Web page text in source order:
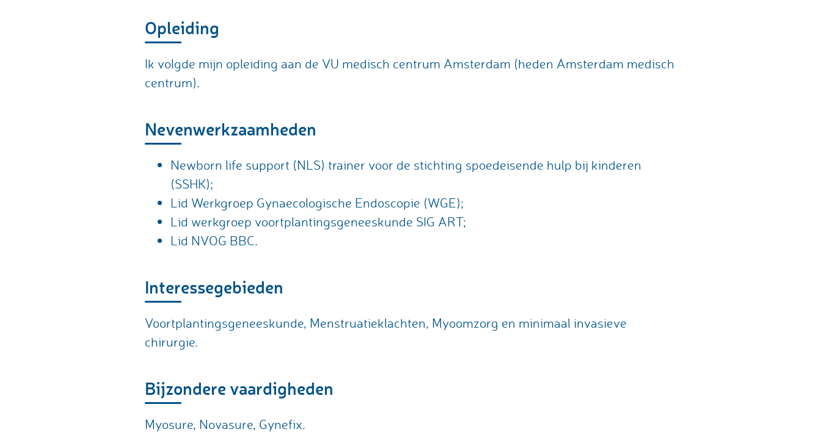
Opleiding
Ik volgde mijn opleiding aan de VU medisch centrum Amsterdam (heden Amsterdam medisch
centrum).
Nevenwerkzaamheden
Newborn life support (NLS) trainer voor de stichting spoedeisende hulp bij kinderen
(SSHK);
Lid Werkgroep Gynaecologische Endoscopie (WGE);
Lid werkgroep voortplantingsgeneeskunde SIG ART;
Lid NVOG BBC.
Interessegebieden
Voortplantingsgeneeskunde, Menstruatieklachten, Myoomzorg en minimaal invasieve
chirurgie.
Bijzondere vaardigheden
Myosure, Novasure, Gynefix.